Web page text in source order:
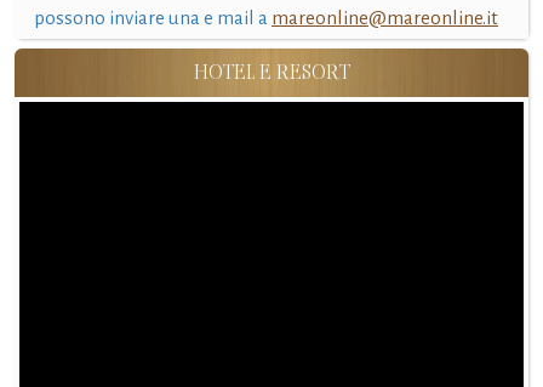
possono inviare una e mail a mareonline@mareonline.it
HOTEL E RESORT